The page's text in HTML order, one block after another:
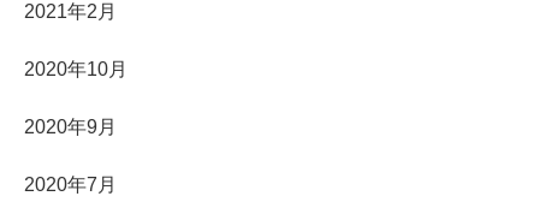
2021年2月
2020年10月
2020年9月
2020年7月